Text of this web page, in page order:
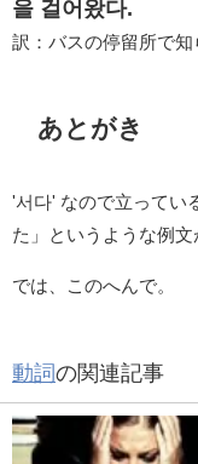
을 걸어왔다.
訳：バスの停留所で知
あとがき
'서다' なので立ってい
た」というような例文
では、このへんで。
動詞の関連記事